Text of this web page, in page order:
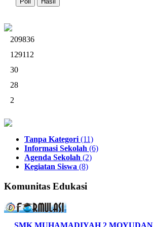
209836
129112
30
28
2
Tanpa Kategori (11)
Informasi Sekolah (6)
Agenda Sekolah (2)
Kegiatan Siswa (8)
Komunitas Edukasi
SMK MUHAMADIYAH 2 MOYUDAN